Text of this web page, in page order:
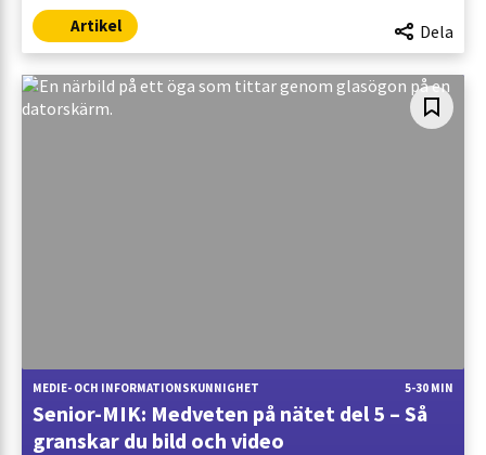
Artikel Dela
MEDIE- OCH INFORMATIONSKUNNIGHET 5-30 MIN
Senior-MIK: Medveten på nätet del 5 – Så
granskar du bild och video